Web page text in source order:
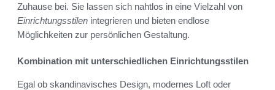
Zuhause bei. Sie lassen sich nahtlos in eine Vielzahl von
Einrichtungsstilen integrieren und bieten endlose
Möglichkeiten zur persönlichen Gestaltung.
Kombination mit unterschiedlichen Einrichtungsstilen
Egal ob skandinavisches Design, modernes Loft oder